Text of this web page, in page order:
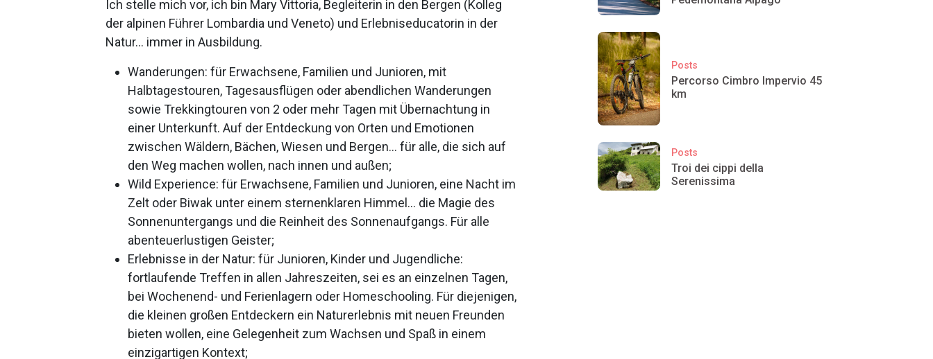
Ich stelle mich vor, ich bin Mary Vittoria, Begleiterin in den Bergen (Kolleg
der alpinen Führer Lombardia und Veneto) und Erlebniseducatorin in der
Natur… immer in Ausbildung.
Wanderungen: für Erwachsene, Familien und Junioren, mit
Halbtagestouren, Tagesausflügen oder abendlichen Wanderungen
sowie Trekkingtouren von 2 oder mehr Tagen mit Übernachtung in
einer Unterkunft. Auf der Entdeckung von Orten und Emotionen
zwischen Wäldern, Bächen, Wiesen und Bergen… für alle, die sich auf
den Weg machen wollen, nach innen und außen;
Wild Experience: für Erwachsene, Familien und Junioren, eine Nacht im
Zelt oder Biwak unter einem sternenklaren Himmel… die Magie des
Sonnenuntergangs und die Reinheit des Sonnenaufgangs. Für alle
abenteuerlustigen Geister;
Erlebnisse in der Natur: für Junioren, Kinder und Jugendliche:
fortlaufende Treffen in allen Jahreszeiten, sei es an einzelnen Tagen,
bei Wochenend- und Ferienlagern oder Homeschooling. Für diejenigen,
die kleinen großen Entdeckern ein Naturerlebnis mit neuen Freunden
bieten wollen, eine Gelegenheit zum Wachsen und Spaß in einem
einzigartigen Kontext;
Posts
Percorso Cimbro Impervio 45
km
Posts
Troi dei cippi della
Serenissima